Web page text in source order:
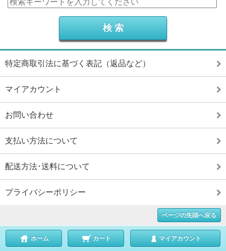
特定商取引法に基づく表記（返品など）
マイアカウント
お問い合わせ
支払い方法について
配送方法･送料について
プライバシーポリシー
ページの先頭へ戻る
ホーム カート マイアカウント